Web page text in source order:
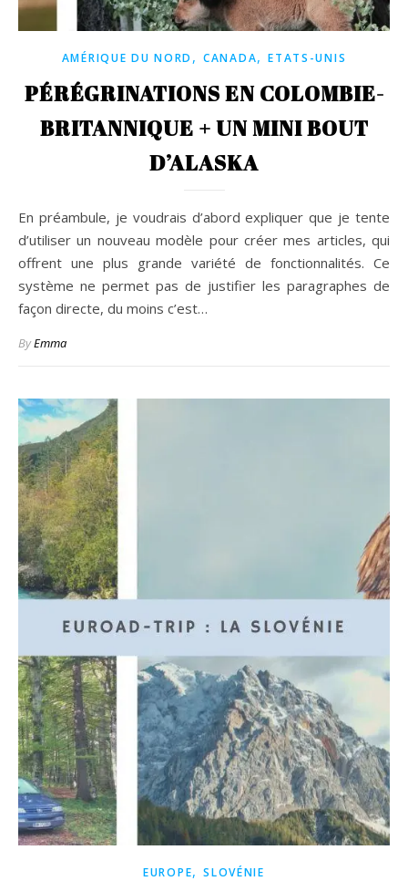
AMÉRIQUE DU NORD , CANADA,ETATS-UNIS
PÉRÉGRINATIONS EN COLOMBIE-
BRITANNIQUE + UN MINI BOUT
D’ALASKA
En préambule, je voudrais d’abord expliquer que je tente
d’utiliser un nouveau modèle pour créer mes articles, qui
offrent une plus grande variété de fonctionnalités. Ce
système ne permet pas de justifier les paragraphes de
façon directe, du moins c’est…
ByEmma
EUROPE,SLOVÉNIE